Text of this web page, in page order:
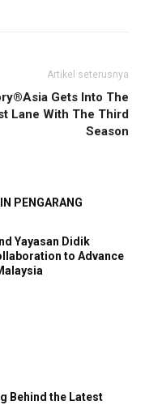
Artikel seterusnya
Gets Into The
Lane With The Third
Season
PENGARANG
Yayasan Didik
to Advance
Behind the Latest